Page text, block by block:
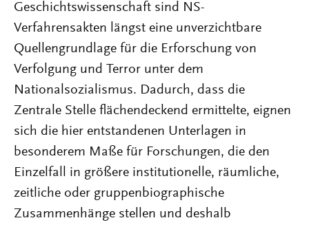
Geschichtswissenschaft sind NS-
Verfahrensakten längst eine unverzichtbare
Quellengrundlage für die Erforschung von
Verfolgung und Terror unter dem
Nationalsozialismus. Dadurch, dass die
Zentrale Stelle flächendeckend ermittelte, eignen
sich die hier entstandenen Unterlagen in
besonderem Maße für Forschungen, die den
Einzelfall in größere institutionelle, räumliche,
zeitliche oder gruppenbiographische
Zusammenhänge stellen und deshalb